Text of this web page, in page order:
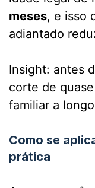
meses, e isso
adiantado
Insight: antes
corte de quase
familiar a
Como se
prática